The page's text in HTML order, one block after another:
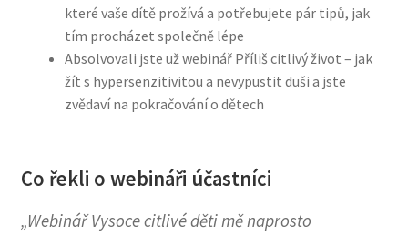
které vaše dítě prožívá a potřebujete pár tipů, jak
tím procházet společně lépe
Absolvovali jste už webinář Příliš citlivý život – jak
žít s hypersenzitivitou a nevypustit duši a jste
zvědaví na pokračování o dětech
Co řekli o webináři účastníci
„Webinář Vysoce citlivé děti mě naprosto